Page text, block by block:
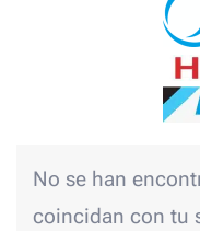
No se han
coincidan con tu